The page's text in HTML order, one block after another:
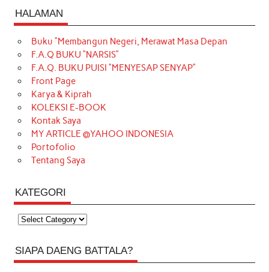
HALAMAN
Buku “Membangun Negeri, Merawat Masa Depan
F.A.Q BUKU “NARSIS”
F.A.Q. BUKU PUISI “MENYESAP SENYAP”
Front Page
Karya & Kiprah
KOLEKSI E-BOOK
Kontak Saya
MY ARTICLE @YAHOO INDONESIA
Portofolio
Tentang Saya
KATEGORI
Kategori
SIAPA DAENG BATTALA?